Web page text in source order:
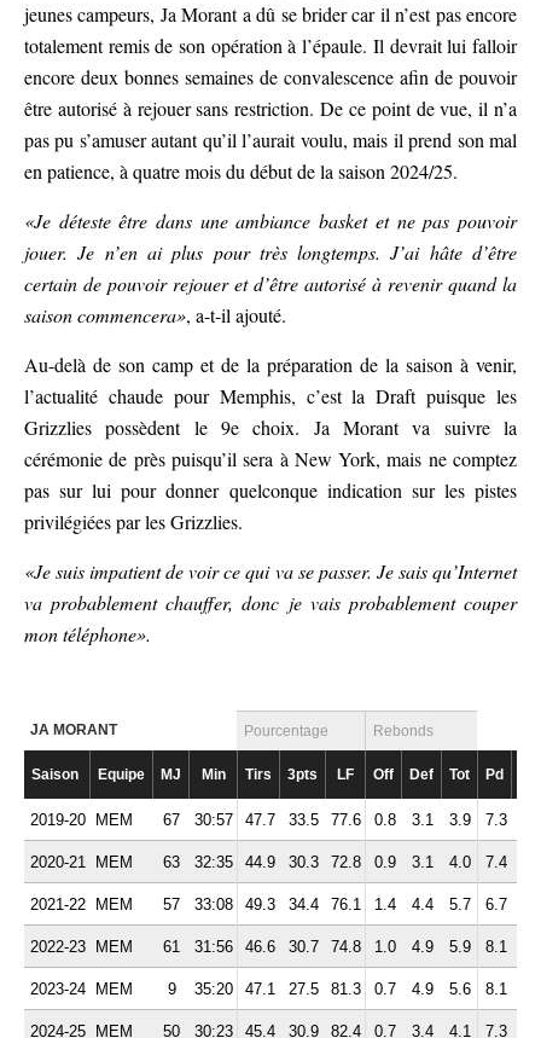
jeunes campeurs, Ja Morant a dû se brider car il n’est pas encore
totalement remis de son opération à l’épaule. Il devrait lui falloir
encore deux bonnes semaines de convalescence afin de pouvoir
être autorisé à rejouer sans restriction. De ce point de vue, il n’a
pas pu s’amuser autant qu’il l’aurait voulu, mais il prend son mal
en patience, à quatre mois du début de la saison 2024/25.
«Je déteste être dans une ambiance basket et ne pas pouvoir
jouer. Je n’en ai plus pour très longtemps. J’ai hâte d’être
certain de pouvoir rejouer et d’être autorisé à revenir quand la
saison commencera», a-t-il ajouté.
Au-delà de son camp et de la préparation de la saison à venir,
l’actualité chaude pour Memphis, c’est la Draft puisque les
Grizzlies possèdent le 9e choix. Ja Morant va suivre la
cérémonie de près puisqu’il sera à New York, mais ne comptez
pas sur lui pour donner quelconque indication sur les pistes
privilégiées par les Grizzlies.
«Je suis impatient de voir ce qui va se passer. Je sais qu’Internet
va probablement chauffer, donc je vais probablement couper
mon téléphone».
JA MORANT Pourcentage Rebonds
Saison Equipe MJ Min Tirs 3pts LF Off Def Tot Pd
2019-20 MEM 67 30:57 47.7 33.5 77.6 0.8 3.1 3.9 7.3
2020-21 MEM 63 32:35 44.9 30.3 72.8 0.9 3.1 4.0 7.4
2021-22 MEM 57 33:08 49.3 34.4 76.1 1.4 4.4 5.7 6.7
2022-23 MEM 61 31:56 46.6 30.7 74.8 1.0 4.9 5.9 8.1
2023-24 MEM 9 35:20 47.1 27.5 81.3 0.7 4.9 5.6 8.1
2024-25 MEM 50 30:23 45.4 30.9 82.4 0.7 3.4 4.1 7.3